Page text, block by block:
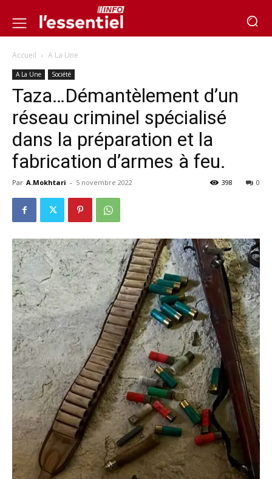
Accueil A La Une
A La Une Société
Taza…Démantèlement d’un
réseau criminel spécialisé
dans la préparation et la
fabrication d’armes à feu.
Par A.Mokhtari - 5 novembre 2022 0
398